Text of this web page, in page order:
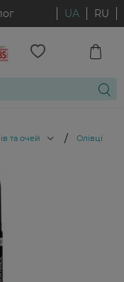
UA RU
та очей / Олівці для